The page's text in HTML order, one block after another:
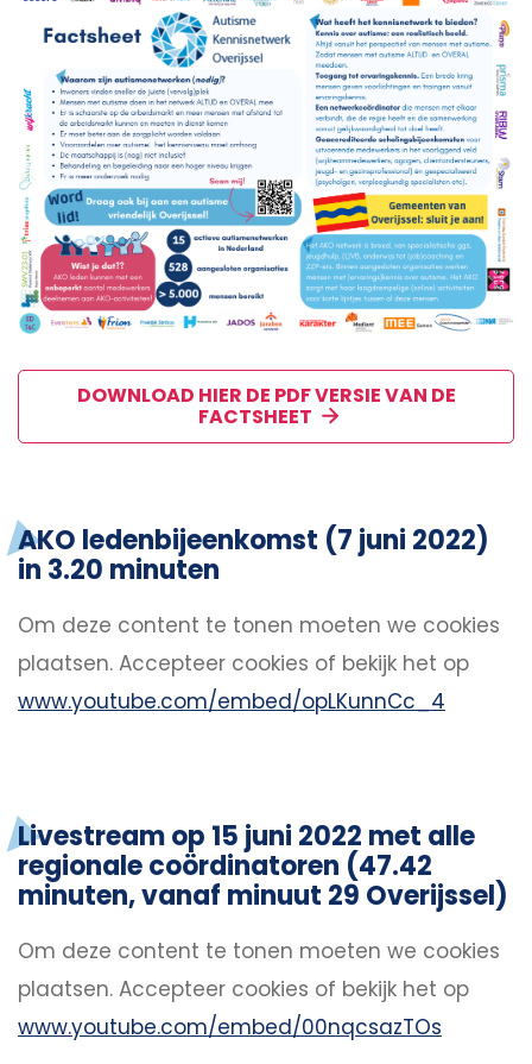
DOWNLOAD HIER DE PDF VERSIE VAN DE
FACTSHEET
AKO ledenbijeenkomst (7 juni 2022)
in 3.20 minuten
Om deze content te tonen moeten we cookies
plaatsen. Accepteer cookies of bekijk het op
www.youtube.com/embed/opLKunnCc_4
Livestream op 15 juni 2022 met alle
regionale coördinatoren (47.42
minuten, vanaf minuut 29 Overijssel)
Om deze content te tonen moeten we cookies
plaatsen. Accepteer cookies of bekijk het op
www.youtube.com/embed/00nqcsazTOs